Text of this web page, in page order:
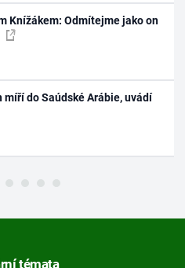
Knížákem: Odmítejme jako on
do Saúdské Arábie, uvádí
témata